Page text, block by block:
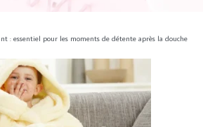
: essentiel pour les moments de détente après la douche